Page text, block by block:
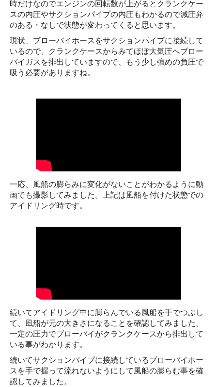
時だけなのでエンジンの回転数が上がるとクランクケー
スの内圧やサクションパイプの内圧もわかるので減圧弁
のある・なしで状態が変わってくると思います。
現状、ブローバイホースをサクションパイプに接続して
いるので、クランクケースからみてほぼ大気圧へブロー
バイガスを排出していますので、もう少し強めの負圧で
吸う必要がありますね。
一応、風船の膨らみに変化がないことがわかるように動
画でも撮影してみました。上記は風船を付けた状態での
アイドリング時です。
続いてアイドリング中に膨らんでいる風船を手でつぶし
て、風船が元の大きさになることを確認してみました。
一定の圧力でブローバイがクランクケースから排出して
いる事がわかります。
続いてサクションパイプに接続しているブローバイホー
スを手で握って流れないようにして風船の膨らむ事を確
認してみました。